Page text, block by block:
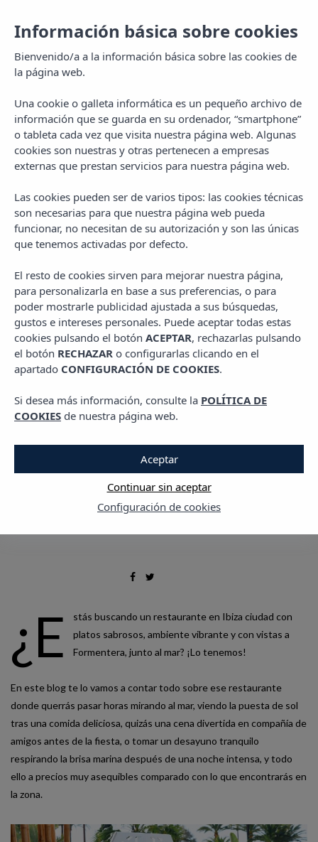
MENU
GASTRO LIVING VIBRA PLANES EN IBIZA
Restaurante Blavós
¿E
stás buscando un restaurante en Ibiza ciudad con
platos sabrosos, ambiente vibrante y con vistas a
Formentera, junto al mar? ¡Lo tenemos!
En este blog te lo vamos a contar todo sobre ese restaurante
donde querrás pasar horas mirando al mar, viendo la puesta de sol
tras una comida deliciosa, quizás una cena divertida en compañía de
amigos antes de la fiesta, o tomar un desayuno tranquilo
respirando la brisa marina después de una noche intensa, y todo
ello a precios muy asequibles comparado con lo que encontrarás en
la zona.
Información básica sobre cookies
Bienvenido/a a la información básica sobre las cookies de
la página web.
Una cookie o galleta informática es un pequeño archivo de
información que se guarda en su ordenador, “smartphone”
o tableta cada vez que visita nuestra página web. Algunas
cookies son nuestras y otras pertenecen a empresas
externas que prestan servicios para nuestra página web.
Las cookies pueden ser de varios tipos: las cookies técnicas
son necesarias para que nuestra página web pueda
funcionar, no necesitan de su autorización y son las únicas
que tenemos activadas por defecto.
El resto de cookies sirven para mejorar nuestra página,
para personalizarla en base a sus preferencias, o para
poder mostrarle publicidad ajustada a sus búsquedas,
gustos e intereses personales. Puede aceptar todas estas
cookies pulsando el botón ACEPTAR, rechazarlas pulsando
el botón RECHAZAR o configurarlas clicando en el
apartado CONFIGURACIÓN DE COOKIES.
Si desea más información, consulte la POLÍTICA DE
COOKIES de nuestra página web.
Configuración de cookies
Continuar sin aceptar
Aceptar